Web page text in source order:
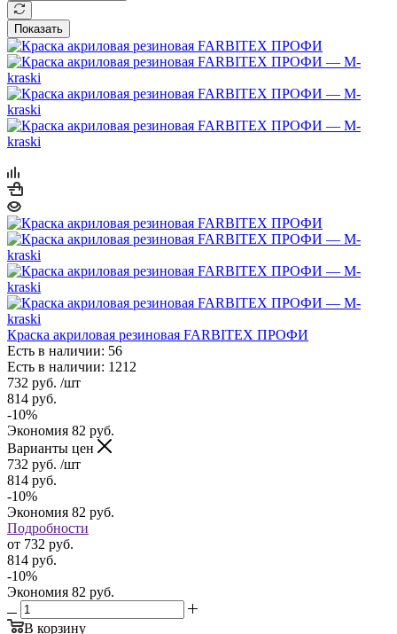
Показать
Краска акриловая резиновая FARBITEX ПРОФИ
Есть в наличии: 56
Есть в наличии: 1212
732 руб. /шт
814 руб.
-10%
Экономия 82 руб.
Варианты цен
732 руб. /шт
814 руб.
-10%
Экономия 82 руб.
Подробности
от 732 руб.
814 руб.
-10%
Экономия 82 руб.
В корзину